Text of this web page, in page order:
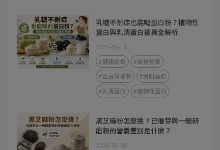
乳糖不耐症也能喝蛋白粉？植物性
蛋白與乳清蛋白差異全解析
2026-05-11
#健康飲食
#健身營養
#蛋白質補充
#增肌減脂
#乳清蛋白
#植物性蛋白
黑芝麻粉怎麼挑？已催芽與一般研
磨粉的營養差別是什麼？
2026-05-08